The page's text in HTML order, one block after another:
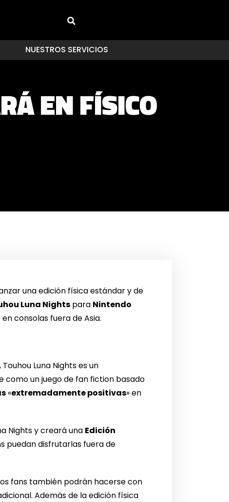
NUESTROS SERVICIOS
EN FÍSICO
una edición física estándar y de
Luna Nights para Nintendo
consolas fuera de Asia.
Luna Nights es un
como un juego de fan fiction basado
«extremadamente positivas» en
Nights y creará una Edición
puedan disfrutarlas fuera de
fans también podrán hacerse con
Además de la edición física